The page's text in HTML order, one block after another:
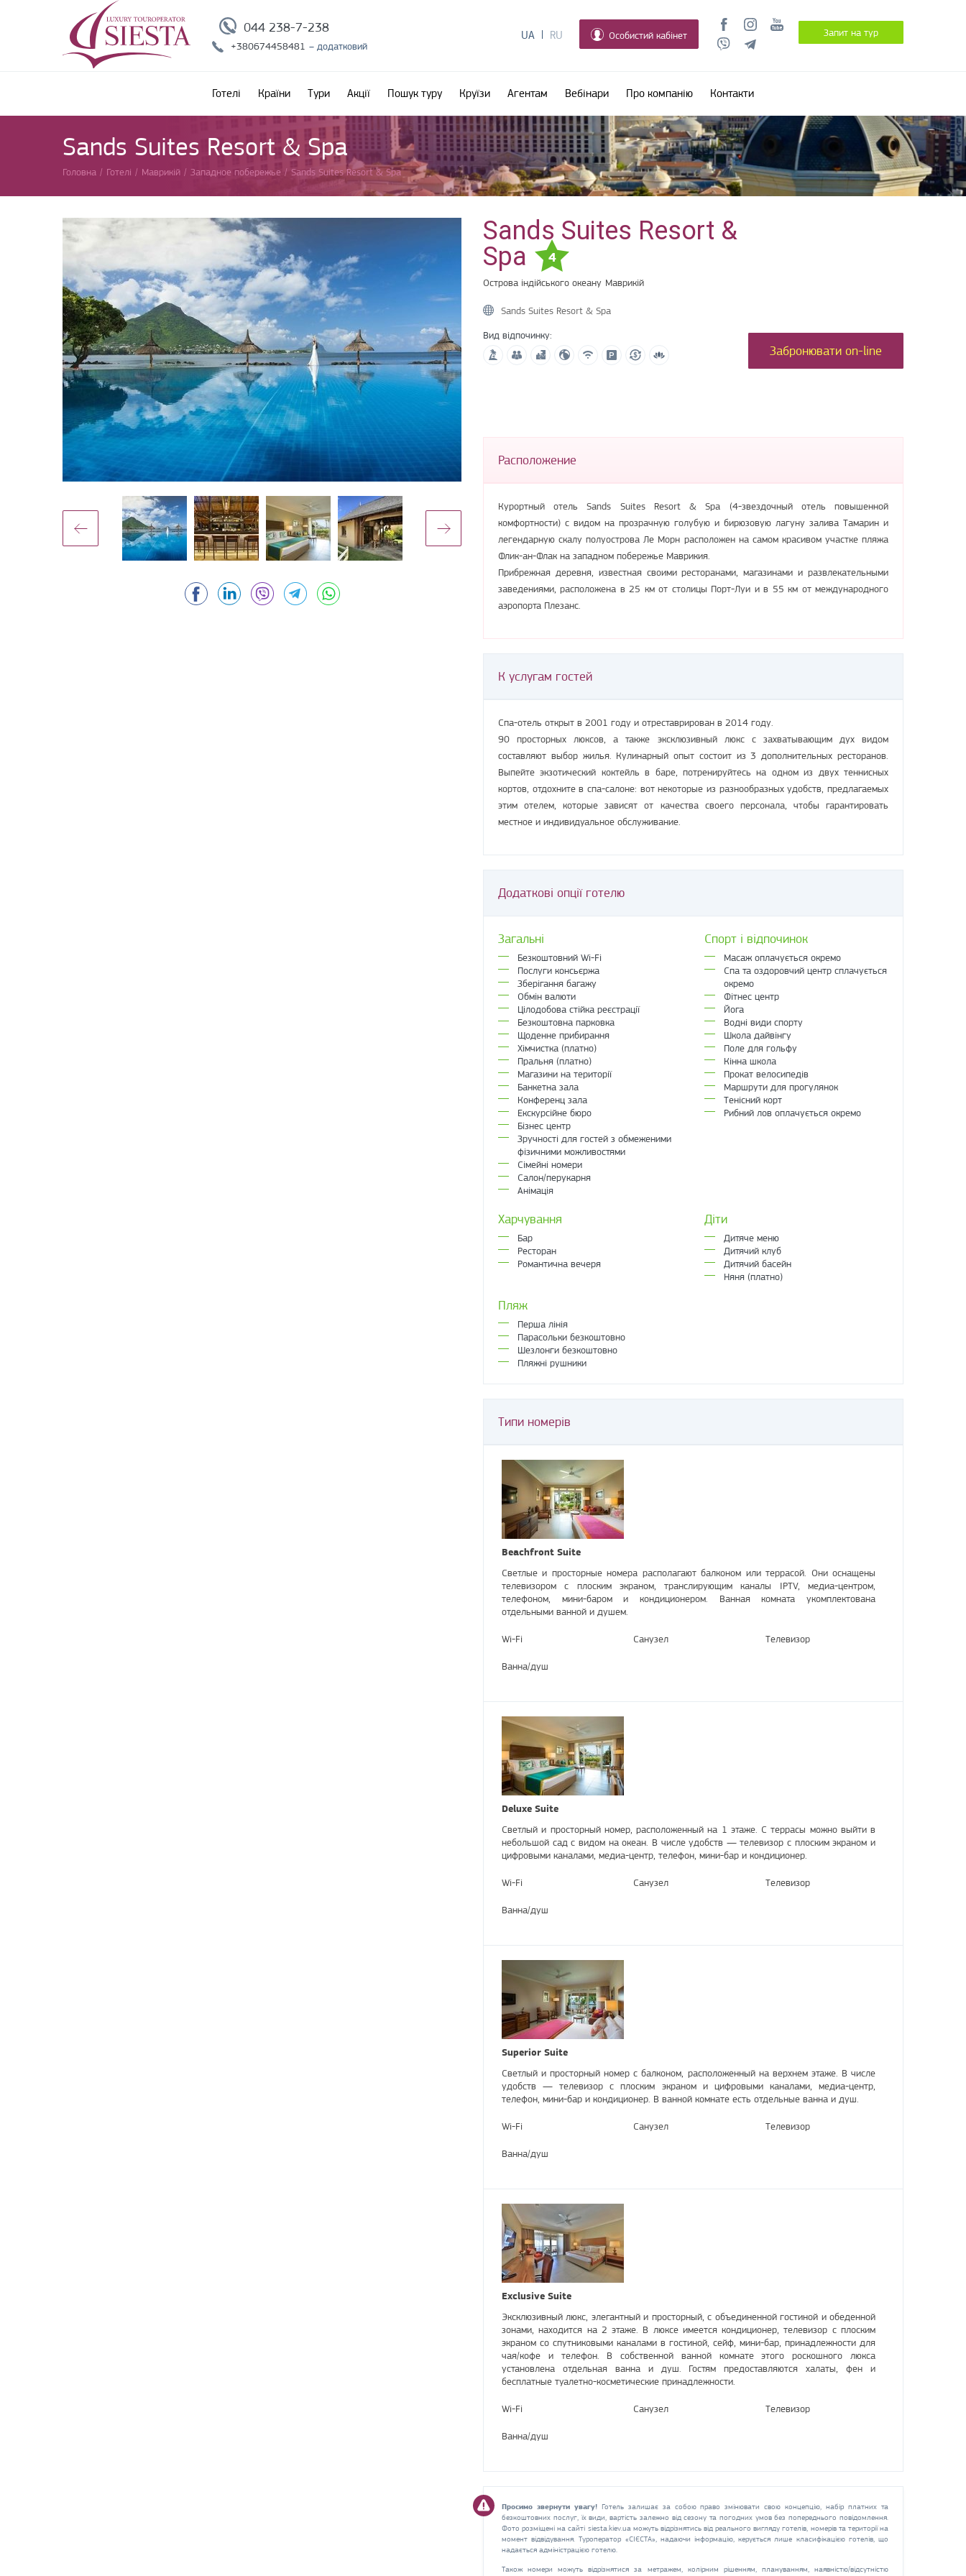
044 238-7-238
+380674458481 – додатковий
UA RU Особистий кабінет Запит на тур
Готелі Країни Тури Акції Пошук туру Круїзи Агентам Вебінари Про компанію Контакти
Sands Suites Resort & Spa
Головна / Готелі / Маврикій / Западное побережье / Sands Suites Resort & Spa
Sands Suites Resort &
Spa
4
Острова індійського океану Маврикій
Sands Suites Resort & Spa
Вид відпочинку:
Забронювати on-line
Расположение
Курортный отель Sands Suites Resort & Spa (4-звездочный отель повышенной
комфортности) с видом на прозрачную голубую и бирюзовую лагуну залива Тамарин и
легендарную скалу полуострова Ле Морн расположен на самом красивом участке пляжа
Флик-ан-Флак на западном побережье Маврикия.
Прибрежная деревня, известная своими ресторанами, магазинами и развлекательными
заведениями, расположена в 25 км от столицы Порт-Луи и в 55 км от международного
аэропорта Плезанс.
К услугам гостей
Спа-отель открыт в 2001 году и отреставрирован в 2014 году.
90 просторных люксов, а также эксклюзивный люкс с захватывающим дух видом
составляют выбор жилья. Кулинарный опыт состоит из 3 дополнительных ресторанов.
Выпейте экзотический коктейль в баре, потренируйтесь на одном из двух теннисных
кортов, отдохните в спа-салоне: вот некоторые из разнообразных удобств, предлагаемых
этим отелем, которые зависят от качества своего персонала, чтобы гарантировать
местное и индивидуальное обслуживание.
Додаткові опції готелю
Загальні
Безкоштовний Wi-Fi
Послуги консьєржа
Зберігання багажу
Обмін валюти
Цілодобова стійка реєстрації
Безкоштовна парковка
Щоденне прибирання
Хімчистка (платно)
Пральня (платно)
Магазини на території
Банкетна зала
Конференц зала
Екскурсійне бюро
Бізнес центр
Зручності для гостей з обмеженими
фізичними можливостями
Сімейні номери
Салон/перукарня
Анімація
Спорт і відпочинок
Масаж оплачується окремо
Спа та оздоровчий центр сплачується
окремо
Фітнес центр
Йога
Водні види спорту
Школа дайвінгу
Поле для гольфу
Кінна школа
Прокат велосипедів
Маршрути для прогулянок
Тенісний корт
Рибний лов оплачується окремо
Харчування
Бар
Ресторан
Романтична вечеря
Діти
Дитяче меню
Дитячий клуб
Дитячий басейн
Няня (платно)
Пляж
Перша лінія
Парасольки безкоштовно
Шезлонги безкоштовно
Пляжні рушники
Типи номерів
Beachfront Suite
Светлые и просторные номера располагают балконом или террасой. Они оснащены
телевизором с плоским экраном, транслирующим каналы IPTV, медиа-центром,
телефоном, мини-баром и кондиционером. Ванная комната укомплектована
отдельными ванной и душем.
Wi-Fi Санузел Телевизор
Ванна/душ
Deluxe Suite
Светлый и просторный номер, расположенный на 1 этаже. С террасы можно выйти в
небольшой сад с видом на океан. В числе удобств — телевизор с плоским экраном и
цифровыми каналами, медиа-центр, телефон, мини-бар и кондиционер.
Wi-Fi Санузел Телевизор
Ванна/душ
Superior Suite
Светлый и просторный номер с балконом, расположенный на верхнем этаже. В числе
удобств — телевизор с плоским экраном и цифровыми каналами, медиа-центр,
телефон, мини-бар и кондиционер. В ванной комнате есть отдельные ванна и душ.
Wi-Fi Санузел Телевизор
Ванна/душ
Exclusive Suite
Эксклюзивный люкс, элегантный и просторный, с объединенной гостиной и обеденной
зонами, находится на 2 этаже. В люксе имеется кондиционер, телевизор с плоским
экраном со спутниковыми каналами в гостиной, сейф, мини-бар, принадлежности для
чая/кофе и телефон. В собственной ванной комнате этого роскошного люкса
установлена отдельная ванна и душ. Гостям предоставляются халаты, фен и
бесплатные туалетно-косметические принадлежности.
Wi-Fi Санузел Телевизор
Ванна/душ
Просимо звернути увагу!Готель залишає за собою право змінювати свою концепцію, набір платних та
безкоштовних послуг, їх види, вартість залежно від сезону та погодних умов без попереднього повідомлення.
Фото розміщені на сайті siesta.kiev.ua можуть відрізнятись від реального вигляду готелів, номерів та території на
момент відвідування. Туроператор «СІЄСТА», надаючи інформацію, керується лише класифікацією готелів, що
надається адміністрацією готелю.
Також номери можуть відрізнятися за метражем, колірним рішенням, плануванням, наявністю/відсутністю